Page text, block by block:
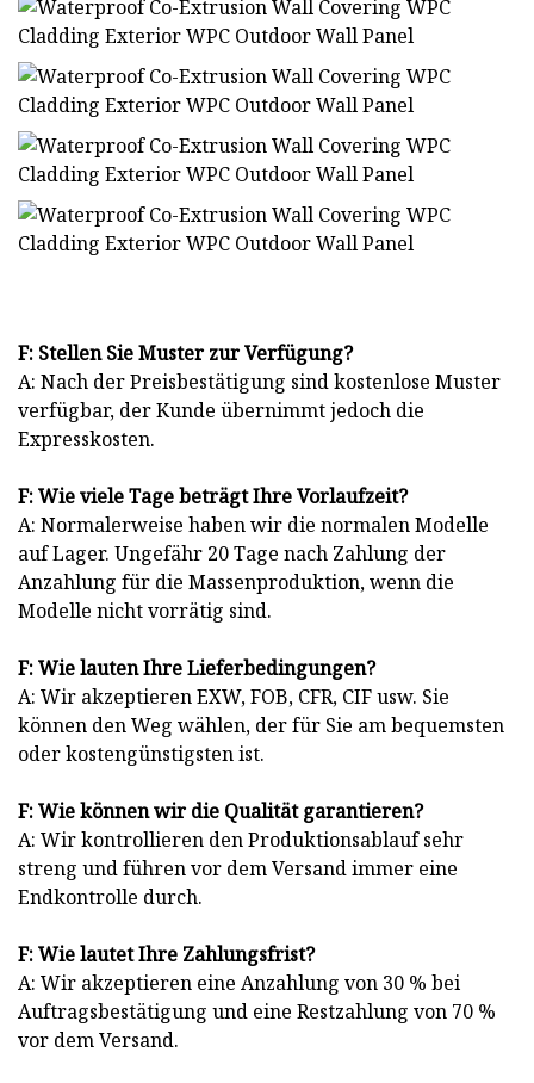
F: Stellen Sie Muster zur Verfügung?
A: Nach der Preisbestätigung sind kostenlose Muster
verfügbar, der Kunde übernimmt jedoch die
Expresskosten.
F: Wie viele Tage beträgt Ihre Vorlaufzeit?
A: Normalerweise haben wir die normalen Modelle
auf Lager. Ungefähr 20 Tage nach Zahlung der
Anzahlung für die Massenproduktion, wenn die
Modelle nicht vorrätig sind.
F: Wie lauten Ihre Lieferbedingungen?
A: Wir akzeptieren EXW, FOB, CFR, CIF usw. Sie
können den Weg wählen, der für Sie am bequemsten
oder kostengünstigsten ist.
F: Wie können wir die Qualität garantieren?
A: Wir kontrollieren den Produktionsablauf sehr
streng und führen vor dem Versand immer eine
Endkontrolle durch.
F: Wie lautet Ihre Zahlungsfrist?
A: Wir akzeptieren eine Anzahlung von 30 % bei
Auftragsbestätigung und eine Restzahlung von 70 %
vor dem Versand.